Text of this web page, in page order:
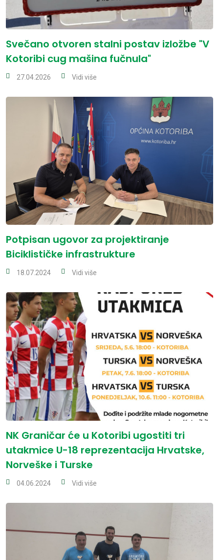
Svečano otvoren stalni postav izložbe "V
Kotoribi cug mašina fučnula"
27.04.2026 Vidi više
Potpisan ugovor za projektiranje
Biciklističke infrastrukture
18.07.2024 Vidi više
NK Graničar će u Kotoribi ugostiti tri
utakmice U-18 reprezentacija Hrvatske,
Norveške i Turske
04.06.2024 Vidi više